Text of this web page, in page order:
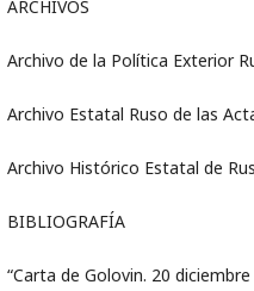
ARCHIVOS
Archivo de la Política Exterior
Archivo Estatal Ruso de las
Archivo Histórico Estatal de
BIBLIOGRAFÍA
“Carta de Golovin. 20